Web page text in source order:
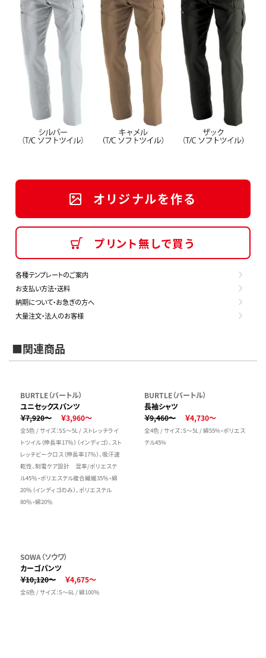
オリジナルを作る
プリント無しで買う
各種テンプレートのご案内
お支払い方法・送料
納期について・お急ぎの方へ
大量注文・法人のお客様
■関連商品
BURTLE（バートル）
ユニセックスパンツ
￥7,920～
￥3,960～
全5色 / サイズ：SS～5L / ストレッチライ
トツイル（伸長率17％）（インディゴ）、スト
レッチビークロス（伸長率17％）、吸汗速
乾性、制電ケア設計 混率/ポリエステ
ル45％・ポリエステル複合繊維35％・綿
20％（インディゴのみ）、ポリエステル
80％・綿20％
BURTLE（バートル）
長袖シャツ
￥9,460～
￥4,730～
全4色 / サイズ：S～5L / 綿55%・ポリエス
テル45%
SOWA（ソウワ）
カーゴパンツ
￥10,120～
￥4,675～
全6色 / サイズ：S～6L / 綿100％